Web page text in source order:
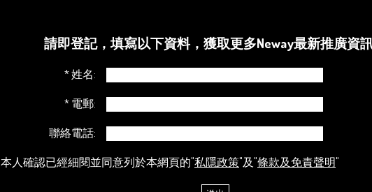
請即登記，填寫以下資料，獲取更多Neway最新推廣資
* 姓名:
* 電郵:
聯絡電話:
本人確認已經細閱並同意列於本網頁的"私隱政策"及"條款及免責聲明"